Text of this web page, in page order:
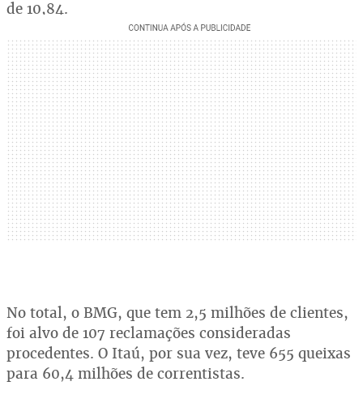
de 10,84.
No total, o BMG, que tem 2,5 milhões de clientes,
foi alvo de 107 reclamações consideradas
procedentes. O Itaú, por sua vez, teve 655 queixas
para 60,4 milhões de correntistas.